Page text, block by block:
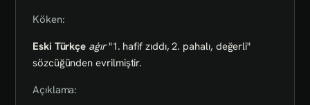
Köken:
Eski Türkçe aġır"1. hafif zıddı, 2. pahalı, değerli"
sözcüğünden evrilmiştir.
Açıklama: